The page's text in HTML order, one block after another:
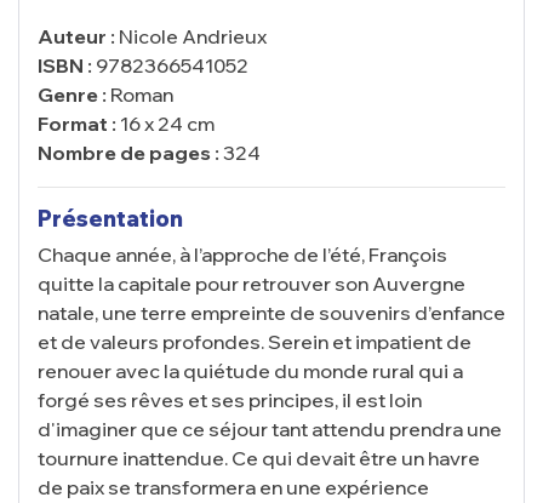
Auteur : Nicole Andrieux
ISBN : 9782366541052
Genre : Roman
Format : 16 x 24 cm
Nombre de pages : 324
Présentation
Chaque année, à l’approche de l’été, François
quitte la capitale pour retrouver son Auvergne
natale, une terre empreinte de souvenirs d’enfance
et de valeurs profondes. Serein et impatient de
renouer avec la quiétude du monde rural qui a
forgé ses rêves et ses principes, il est loin
d'imaginer que ce séjour tant attendu prendra une
tournure inattendue. Ce qui devait être un havre
de paix se transformera en une expérience